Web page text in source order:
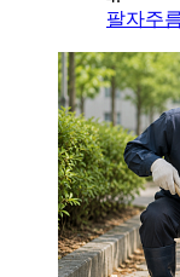
팔자주